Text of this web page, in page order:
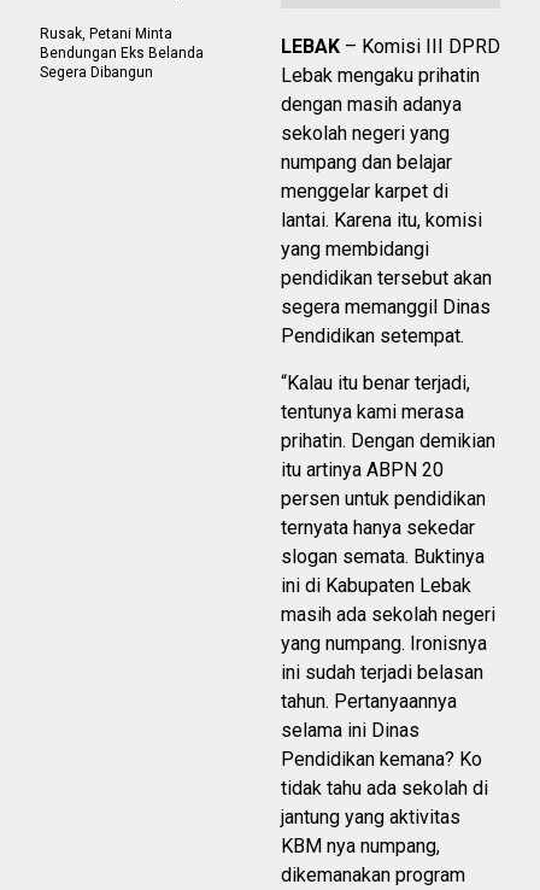
LEBAK – Komisi III DPRD
Lebak mengaku prihatin
dengan masih adanya
sekolah negeri yang
numpang dan belajar
menggelar karpet di
lantai. Karena itu, komisi
yang membidangi
pendidikan tersebut akan
segera memanggil Dinas
Pendidikan setempat.
“Kalau itu benar terjadi,
tentunya kami merasa
prihatin. Dengan demikian
itu artinya ABPN 20
persen untuk pendidikan
ternyata hanya sekedar
slogan semata. Buktinya
ini di Kabupaten Lebak
masih ada sekolah negeri
yang numpang. Ironisnya
ini sudah terjadi belasan
tahun. Pertanyaannya
selama ini Dinas
Pendidikan kemana? Ko
tidak tahu ada sekolah di
jantung yang aktivitas
KBM nya numpang,
dikemanakan program
Rusak, Petani Minta
Bendungan Eks Belanda
Segera Dibangun